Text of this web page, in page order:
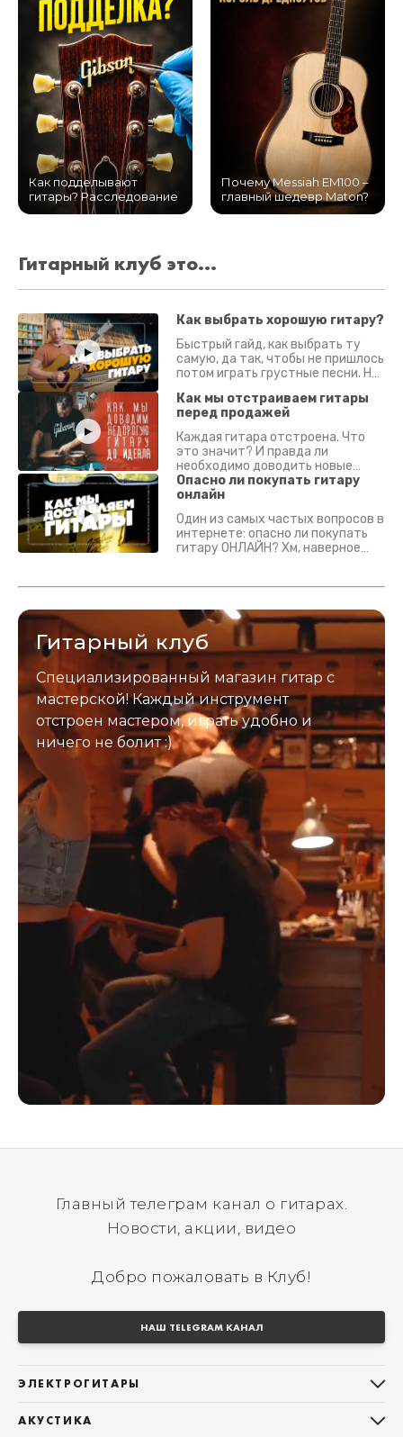
Как подделывают
гитары? Расследование
Почему Messiah EM100 –
главный шедевр Maton?
Гитарный клуб это...
Как выбрать хорошую гитару?
Быстрый гайд, как выбрать ту
самую, да так, чтобы не пришлось
потом играть грустные песни. На
Как мы отстраиваем гитары
перед продажей
Каждая гитара отстроена. Что
это значит? И правда ли
необходимо доводить новые
гитары? Если кратко - да.
Подробно - в видео :)
Опасно ли покупать гитару
онлайн
Один из самых частых вопросов в
интернете: опасно ли покупать
гитару ОНЛАЙН? Хм, наверное
застрахован. Случись что -
Гитарный клуб
Специализированный магазин гитар с
мастерской! Каждый инструмент
отстроен мастером, играть удобно и
ничего не болит :)
Главный телеграм канал о гитарах.
Новости, акции, видео
Добро пожаловать в Клуб!
НАШ TELEGRAM КАНАЛ
ЭЛЕКТРОГИТАРЫ
АКУСТИКА